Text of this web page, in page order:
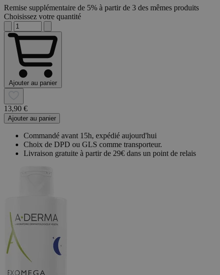
Remise supplémentaire de 5% à partir de 3 des mêmes produits
Choisissez votre quantité
Ajouter au panier
13,90 €
Ajouter au panier
Commandé avant 15h, expédié aujourd'hui
Choix de DPD ou GLS comme transporteur.
Livraison gratuite à partir de 29€ dans un point de relais